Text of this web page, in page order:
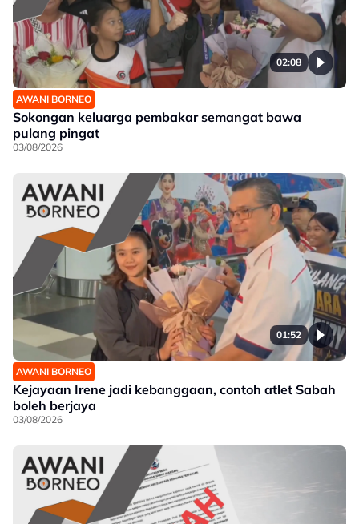
02:08
AWANI BORNEO
Sokongan keluarga pembakar semangat bawa
pulang pingat
03/08/2026
01:52
AWANI BORNEO
Kejayaan Irene jadi kebanggaan, contoh atlet Sabah
boleh berjaya
03/08/2026